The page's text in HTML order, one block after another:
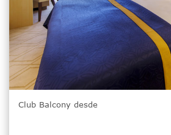
Club Balcony desde